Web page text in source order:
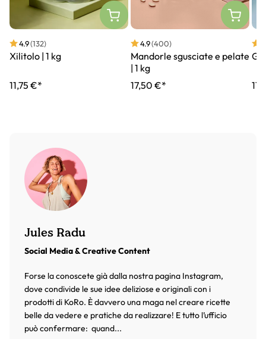
4.9(132)
Xilitolo | 1 kg
11,75 €*
4.9(400)
Mandorle sgusciate e pelate
| 1 kg
17,50 €*
Jules Radu
Social Media & Creative Content
Forse la conoscete già dalla nostra pagina Instagram,
dove condivide le sue idee deliziose e originali con i
prodotti di KoRo. È davvero una maga nel creare ricette
belle da vedere e pratiche da realizzare! E tutto l’ufficio
può confermare: quand...